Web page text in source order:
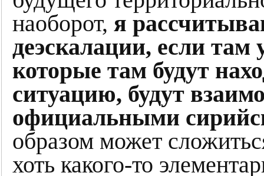
наоборот, я
деэскалации, если
которые там будут
ситуацию, будут
официальными
образом может
хоть какого-то